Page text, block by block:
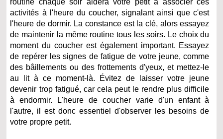
routine chaque soir aidera votre petit à associer ces
activités à l'heure du coucher, signalant ainsi que c'est
l'heure de dormir. La constance est la clé, alors essayez
de maintenir la même routine tous les soirs. Le choix du
moment du coucher est également important. Essayez
de repérer les signes de fatigue de votre jeune, comme
des bâillements ou des frottements d'yeux, et mettez-le
au lit à ce moment-là. Évitez de laisser votre jeune
devenir trop fatigué, car cela peut le rendre plus difficile
à endormir. L'heure de coucher varie d'un enfant à
l'autre, il est donc essentiel d'observer les besoins de
votre propre petit.